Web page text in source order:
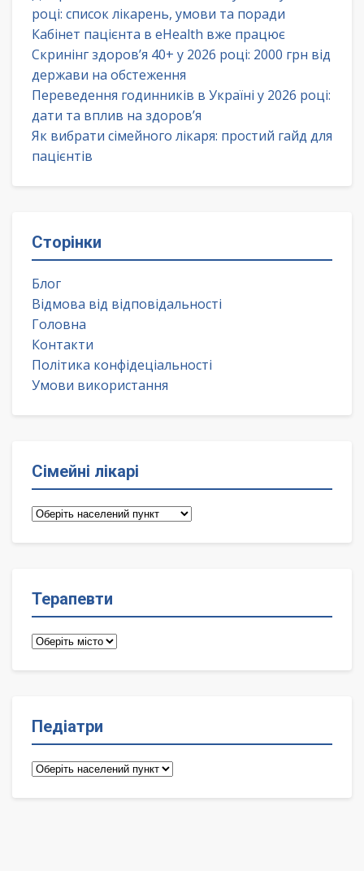
році: список лікарень, умови та поради
Кабінет пацієнта в eHealth вже працює
Скринінг здоров’я 40+ у 2026 році: 2000 грн від
держави на обстеження
Переведення годинників в Україні у 2026 році:
дати та вплив на здоров’я
Як вибрати сімейного лікаря: простий гайд для
пацієнтів
Сторінки
Блог
Відмова від відповідальності
Головна
Контакти
Політика конфідеціальності
Умови використання
Сімейні лікарі
Сімейні
Терапевти
Терапевти
Педіатри
Педіатри